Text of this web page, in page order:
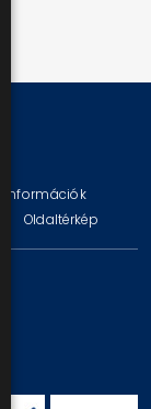
információk
Oldaltérkép